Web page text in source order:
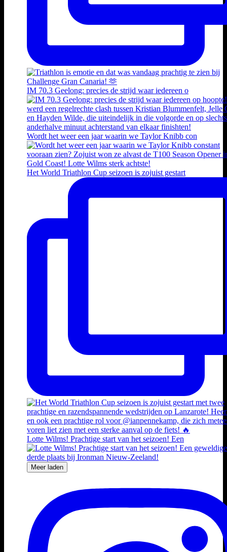
IM 70.3 Geelong: precies de strijd waar iedereen o
Wordt het weer een jaar waarin we Taylor Knibb con
Het World Triathlon Cup seizoen is zojuist gestart
Lotte Wilms! Prachtige start van het seizoen! Een
Meer laden